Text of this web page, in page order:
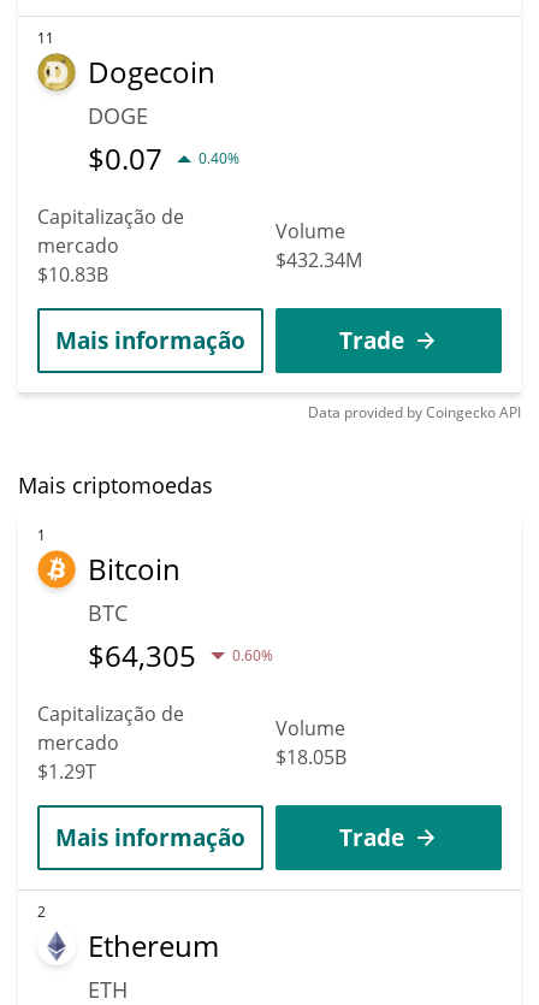
11
Dogecoin
DOGE
$0.07 0.40%
Capitalização de
mercado
$10.83B
Volume
$432.34M
Mais informação Trade
Data provided byCoingeckoAPI
Mais criptomoedas
1
Bitcoin
BTC
$64,305 0.60%
Capitalização de
mercado
$1.29T
Volume
$18.05B
Mais informação Trade
2
Ethereum
ETH